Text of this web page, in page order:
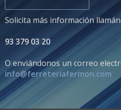
Solicita más información
93 379 03 20
O enviándonos un correo
info@ferreteriafermon.com